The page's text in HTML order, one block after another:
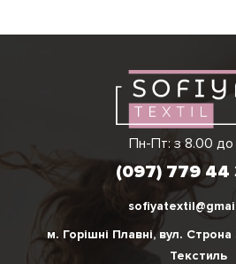
Пн-Пт: з 8.00 до
(097) 779 44
Вікторія
(097) 779
м. Горішні Плавні, вул.
Текстиль